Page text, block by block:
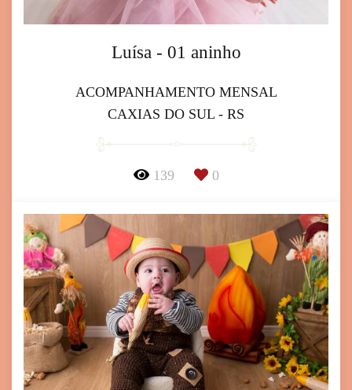
Luísa - 01 aninho
ACOMPANHAMENTO MENSAL
CAXIAS DO SUL - RS
139 0